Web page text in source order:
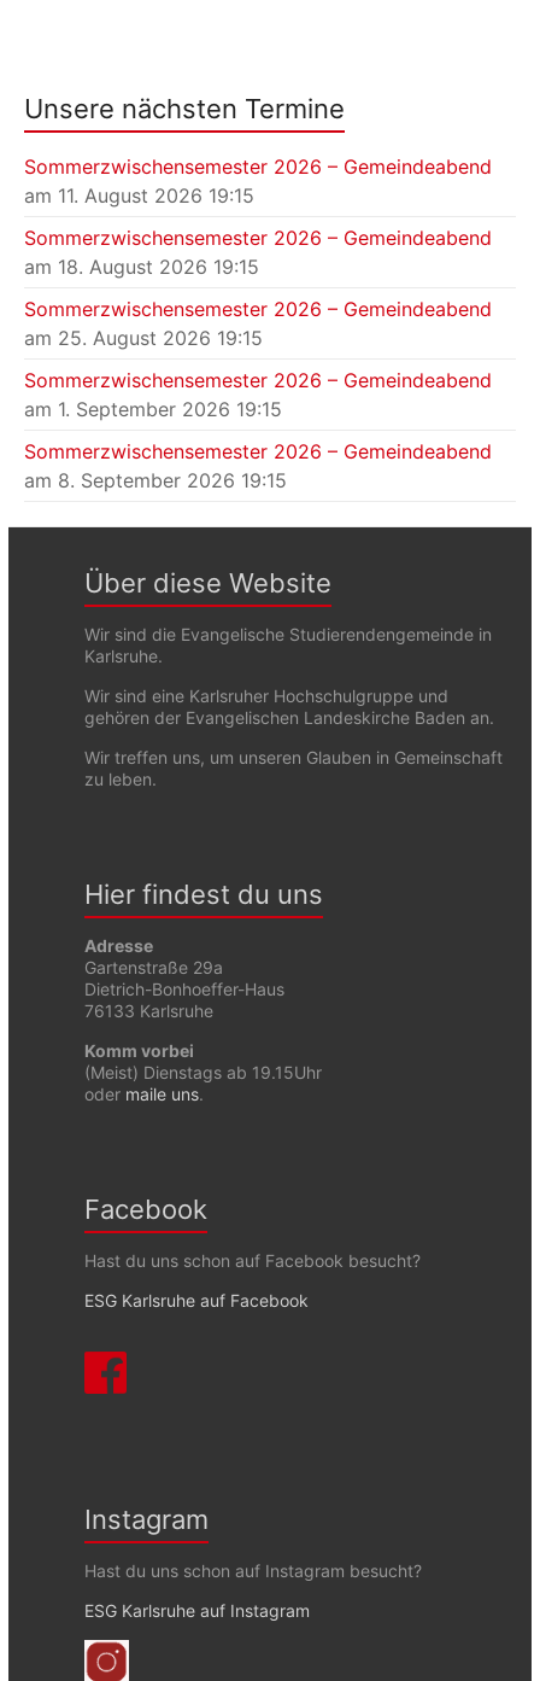
Unsere nächsten Termine
Sommerzwischensemester 2026 – Gemeindeabend
am 11. August 2026 19:15
Sommerzwischensemester 2026 – Gemeindeabend
am 18. August 2026 19:15
Sommerzwischensemester 2026 – Gemeindeabend
am 25. August 2026 19:15
Sommerzwischensemester 2026 – Gemeindeabend
am 1. September 2026 19:15
Sommerzwischensemester 2026 – Gemeindeabend
am 8. September 2026 19:15
Über diese Website
Wir sind die Evangelische Studierendengemeinde in
Karlsruhe.
Wir sind eine Karlsruher Hochschulgruppe und
gehören der Evangelischen Landeskirche Baden an.
Wir treffen uns, um unseren Glauben in Gemeinschaft
zu leben.
Hier findest du uns
Adresse
Gartenstraße 29a
Dietrich-Bonhoeffer-Haus
76133 Karlsruhe
Komm vorbei
(Meist) Dienstags ab 19.15Uhr
oder maile uns.
Facebook
Hast du uns schon auf Facebook besucht?
ESG Karlsruhe auf Facebook
Instagram
Hast du uns schon auf Instagram besucht?
ESG Karlsruhe auf Instagram